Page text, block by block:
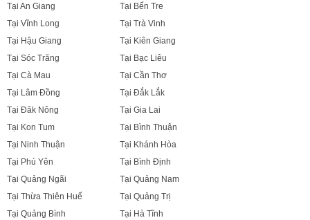
Tại An Giang
Tại Bến Tre
Tại Vĩnh Long
Tại Trà Vinh
Tại Hậu Giang
Tại Kiên Giang
Tại Sóc Trăng
Tại Bạc Liêu
Tại Cà Mau
Tại Cần Thơ
Tại Lâm Đồng
Tại Đắk Lắk
Tại Đăk Nông
Tại Gia Lai
Tại Kon Tum
Tại Bình Thuận
Tại Ninh Thuận
Tại Khánh Hòa
Tại Phú Yên
Tại Bình Định
Tại Quảng Ngãi
Tại Quảng Nam
Tại Thừa Thiên Huế
Tại Quảng Trị
Tại Quảng Bình
Tại Hà Tĩnh